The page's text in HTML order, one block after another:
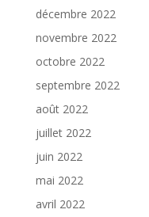
décembre 2022
novembre 2022
octobre 2022
septembre 2022
août 2022
juillet 2022
juin 2022
mai 2022
avril 2022